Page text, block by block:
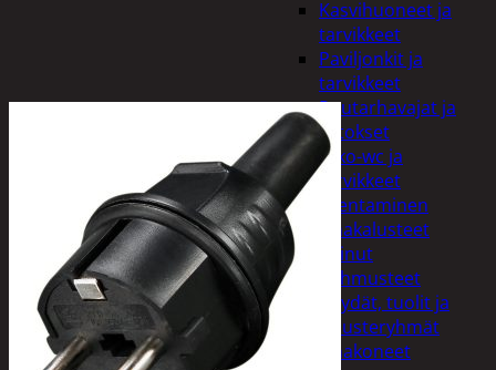
Kasvihuoneet ja
tarvikkeet
Paviljonkit ja
tarvikkeet
Puutarhavajat ja
katokset
Ulko-wc ja
tarvikkeet
Piharakentaminen
Puutarhakalusteet
Keinut
Pehmusteet
Pöydät, tuolit ja
kalusteryhmät
Puutarhakoneet